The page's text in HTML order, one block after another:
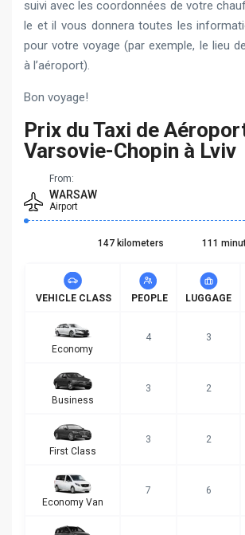
suivi avec les coordonnées de votre
le et il vous donnera toutes les
pour votre voyage (par exemple, le lieu
à l’aéroport).
Bon voyage!
Prix du Taxi de
Varsovie-Chopin à Lviv
From:
WARSAW
Airport
147 kilometers 111
VEHICLE CLASS PEOPLE LUGGAGE
Economy
4 3
Business
3 2
First Class
3 2
Economy Van
7 6